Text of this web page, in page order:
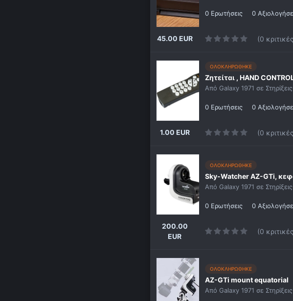
45.00 EUR
0 Ερωτήσεις 0
(0
1.00 EUR
ΟΛΟΚΛΗΡΩΘΗΚΕ
Ζητείται , HAND
Από Galaxy 1971 σε
0 Ερωτήσεις 0
(0
200.00
EUR
ΟΛΟΚΛΗΡΩΘΗΚΕ
Sky-Watcher AZ-GTi,
Από Galaxy 1971 σε
0 Ερωτήσεις 0
(0
ΟΛΟΚΛΗΡΩΘΗΚΕ
AZ-GTi mount equatorial
Από Galaxy 1971 σε